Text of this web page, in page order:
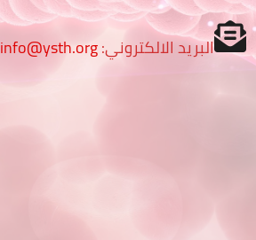
البريد الالكتروني:info@ysth.org